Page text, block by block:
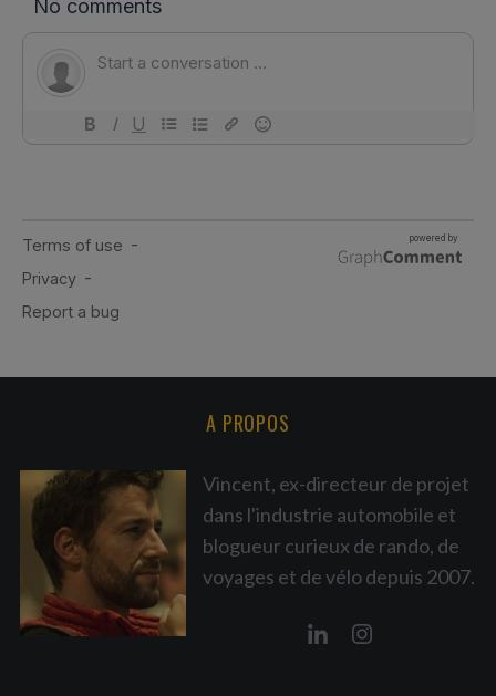
A PROPOS
Vincent, ex-directeur de projet
dans l'industrie automobile et
blogueur curieux de rando, de
voyages et de vélo depuis 2007.